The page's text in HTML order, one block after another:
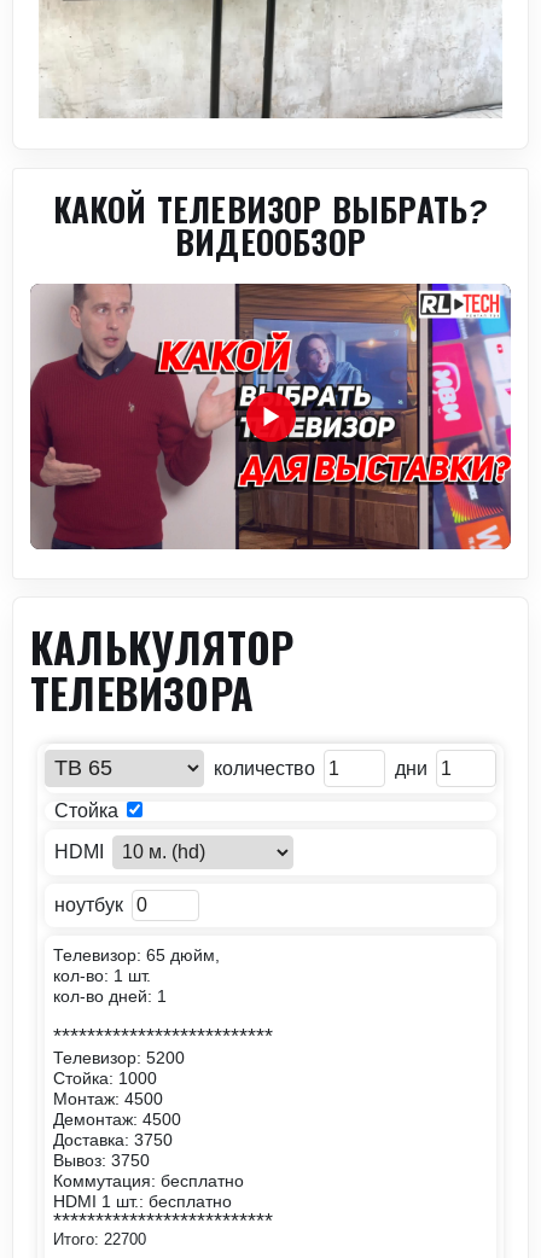
КАКОЙ ТЕЛЕВИЗОР ВЫБРАТЬ?
ВИДЕООБЗОР
КАЛЬКУЛЯТОР
ТЕЛЕВИЗОРА
количество дни
Стойка
HDMI
ноутбук
Телевизор: 65 дюйм,
кол-во: 1 шт.
кол-во дней: 1
**************************
Телевизор: 5200
Стойка: 1000
Монтаж: 4500
Демонтаж: 4500
Доставка: 3750
Вывоз: 3750
Коммутация: бесплатно
HDMI 1 шт.: бесплатно
**************************
Итого: 22700